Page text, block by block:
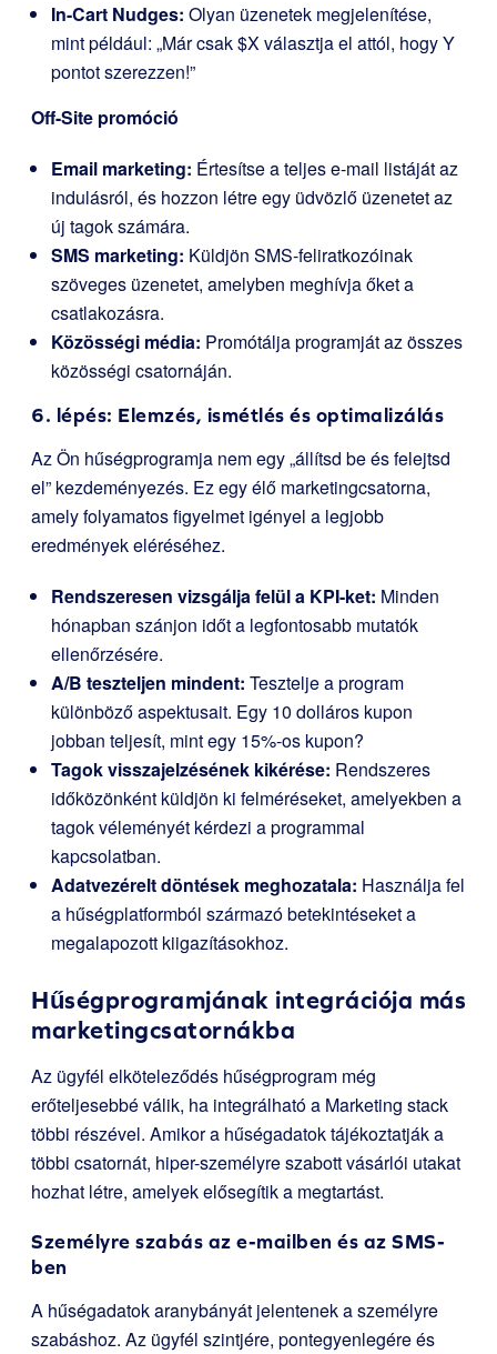
In-Cart Nudges: Olyan üzenetek megjelenítése,
mint például: „Már csak $X választja el attól, hogy Y
pontot szerezzen!”
Off-Site promóció
Email marketing: Értesítse a teljes e-mail listáját az
indulásról, és hozzon létre egy üdvözlő üzenetet az
új tagok számára.
SMS marketing: Küldjön SMS-feliratkozóinak
szöveges üzenetet, amelyben meghívja őket a
csatlakozásra.
Közösségi média: Promótálja programját az összes
közösségi csatornáján.
6. lépés: Elemzés, ismétlés és optimalizálás
Az Ön hűségprogramja nem egy „állítsd be és felejtsd
el” kezdeményezés. Ez egy élő marketingcsatorna,
amely folyamatos figyelmet igényel a legjobb
eredmények eléréséhez.
Rendszeresen vizsgálja felül a KPI-ket: Minden
hónapban szánjon időt a legfontosabb mutatók
ellenőrzésére.
A/B teszteljen mindent: Tesztelje a program
különböző aspektusait. Egy 10 dolláros kupon
jobban teljesít, mint egy 15%-os kupon?
Tagok visszajelzésének kikérése: Rendszeres
időközönként küldjön ki felméréseket, amelyekben a
tagok véleményét kérdezi a programmal
kapcsolatban.
Adatvezérelt döntések meghozatala: Használja fel
a hűségplatformból származó betekintéseket a
megalapozott kiigazításokhoz.
Hűségprogramjának integrációja más
marketingcsatornákba
Az ügyfél elköteleződés hűségprogram még
erőteljesebbé válik, ha integrálható a Marketing stack
többi részével. Amikor a hűségadatok tájékoztatják a
többi csatornát, hiper-személyre szabott vásárlói utakat
hozhat létre, amelyek elősegítik a megtartást.
Személyre szabás az e-mailben és az SMS-
ben
A hűségadatok aranybányát jelentenek a személyre
szabáshoz. Az ügyfél szintjére, pontegyenlegére és